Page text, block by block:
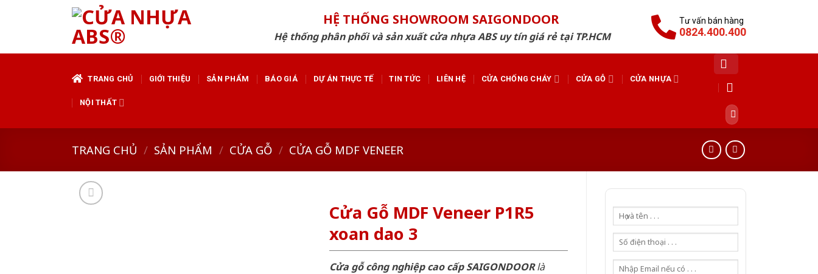
HỆ THỐNG SHOWROOM SAIGONDOOR
Hệ thống phân phối và sản xuất cửa nhựa ABS uy tín giá rẻ tại TP.HCM
Tư vấn bán hàng
0824.400.400
TRANG CHỦ GIỚI THIỆU SẢN PHẨM BÁO GIÁ DỰ ÁN THỰC TẾ TIN TỨC LIÊN HỆ CỬA CHỐNG CHÁY CỬA GỖ CỬA NHỰA
NỘI THẤT
Tìm
kiếm:
TRANG CHỦ / SẢN PHẨM / CỬA GỖ / CỬA GỖ MDF VENEER
Cửa Gỗ MDF Veneer P1R5
xoan dao 3
Cửa gỗ công nghiệp cao cấp SAIGONDOORlà